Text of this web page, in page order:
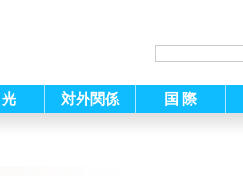
対外関係 国 際